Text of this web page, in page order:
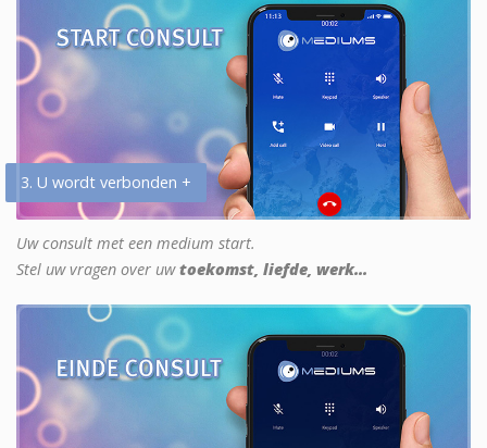
3. U wordt verbonden +
Uw consult met een medium start.
Stel uw vragen over uwtoekomst, liefde, werk...